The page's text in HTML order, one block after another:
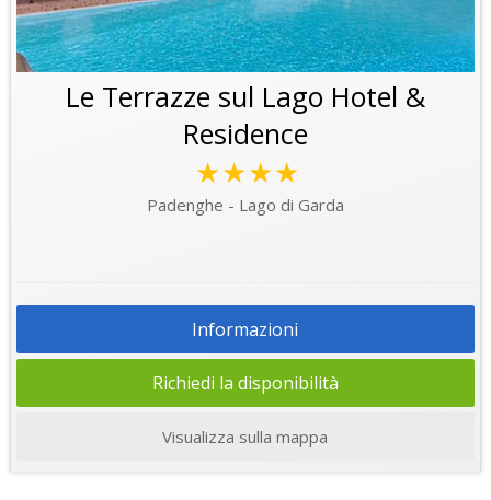
Le Terrazze sul Lago Hotel &
Residence
★★★★
Padenghe - Lago di Garda
Informazioni
Richiedi la disponibilità
Visualizza sulla mappa